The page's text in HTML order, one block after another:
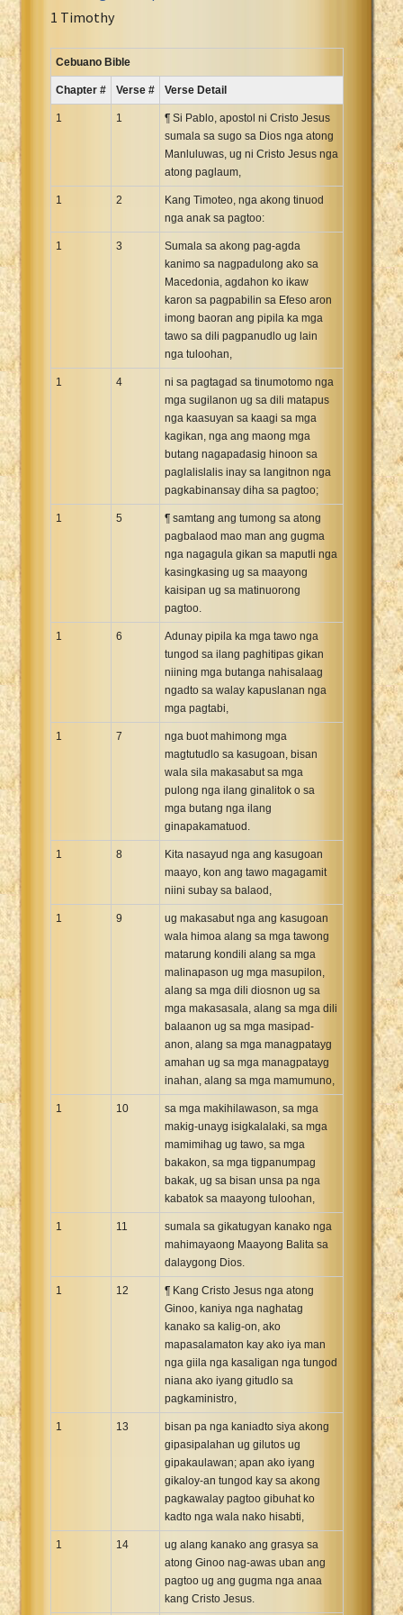
Russian Synodal 1876 Bible
Russian Synodal Bible Win-1251
Spanish Sag. Escrituras 1569
Swahili New Testament
Tagalog 1905
Tagalog John and James
Vietnamese 1934 Bible
1 Timothy
Cebuano Bible
Chapter # Verse # Verse Detail
1 1
¶ Si Pablo, apostol ni Cristo Jesus
sumala sa sugo sa Dios nga atong
Manluluwas, ug ni Cristo Jesus nga
atong paglaum,
1 2
Kang Timoteo, nga akong tinuod
nga anak sa pagtoo:
1 3
Sumala sa akong pag-agda
kanimo sa nagpadulong ako sa
Macedonia, agdahon ko ikaw
karon sa pagpabilin sa Efeso aron
imong baoran ang pipila ka mga
tawo sa dili pagpanudlo ug lain
nga tuloohan,
1 4
ni sa pagtagad sa tinumotomo nga
mga sugilanon ug sa dili matapus
nga kaasuyan sa kaagi sa mga
kagikan, nga ang maong mga
butang nagapadasig hinoon sa
paglalislalis inay sa langitnon nga
pagkabinansay diha sa pagtoo;
1 5
¶ samtang ang tumong sa atong
pagbalaod mao man ang gugma
nga nagagula gikan sa maputli nga
kasingkasing ug sa maayong
kaisipan ug sa matinuorong
pagtoo.
1 6
Adunay pipila ka mga tawo nga
tungod sa ilang paghitipas gikan
niining mga butanga nahisalaag
ngadto sa walay kapuslanan nga
mga pagtabi,
1 7
nga buot mahimong mga
magtutudlo sa kasugoan, bisan
wala sila makasabut sa mga
pulong nga ilang ginalitok o sa
mga butang nga ilang
ginapakamatuod.
1 8
Kita nasayud nga ang kasugoan
maayo, kon ang tawo magagamit
niini subay sa balaod,
1 9
ug makasabut nga ang kasugoan
wala himoa alang sa mga tawong
matarung kondili alang sa mga
malinapason ug mga masupilon,
alang sa mga dili diosnon ug sa
mga makasasala, alang sa mga dili
balaanon ug sa mga masipad-
anon, alang sa mga managpatayg
amahan ug sa mga managpatayg
inahan, alang sa mga mamumuno,
1 10
sa mga makihilawason, sa mga
makig-unayg isigkalalaki, sa mga
mamimihag ug tawo, sa mga
bakakon, sa mga tigpanumpag
bakak, ug sa bisan unsa pa nga
kabatok sa maayong tuloohan,
1 11
sumala sa gikatugyan kanako nga
mahimayaong Maayong Balita sa
dalaygong Dios.
1 12
¶ Kang Cristo Jesus nga atong
Ginoo, kaniya nga naghatag
kanako sa kalig-on, ako
mapasalamaton kay ako iya man
nga giila nga kasaligan nga tungod
niana ako iyang gitudlo sa
pagkaministro,
1 13
bisan pa nga kaniadto siya akong
gipasipalahan ug gilutos ug
gipakaulawan; apan ako iyang
gikaloy-an tungod kay sa akong
pagkawalay pagtoo gibuhat ko
kadto nga wala nako hisabti,
1 14
ug alang kanako ang grasya sa
atong Ginoo nag-awas uban ang
pagtoo ug ang gugma nga anaa
kang Cristo Jesus.